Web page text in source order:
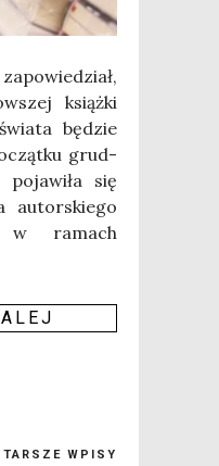
książ­ki
będzie
grud­
się
autor­skie­go
w ramach
WPISY